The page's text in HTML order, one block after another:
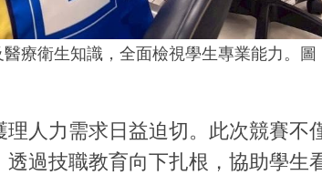
療衛生知識，全面檢視學生專業能力。
人力需求日益迫切。此次競賽不
過技職教育向下扎根，協助學生